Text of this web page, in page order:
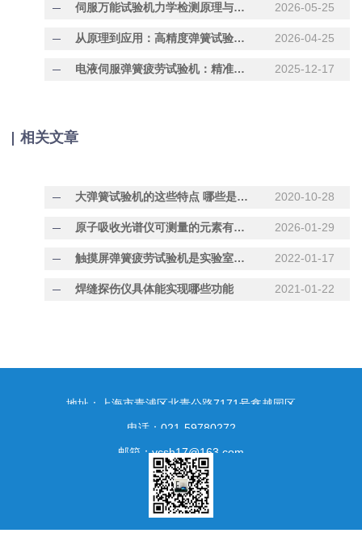
伺服万能试验机力学检测原理与用途解析 2026-05-25
从原理到应用：高精度弹簧试验机全面解析 2026-04-25
电液伺服弹簧疲劳试验机：精准测试弹簧耐久性的核心设备 2025-12-17
相关文章
大弹簧试验机的这些特点 哪些是你不知道的 2020-10-28
原子吸收光谱仪可测量的元素有哪些？ 2026-01-29
触摸屏弹簧疲劳试验机是实验室的一种精密的试验设备 2022-01-17
焊缝探伤仪具体能实现哪些功能 2021-01-22
地址：上海市青浦区北青公路7171号鑫越园区
电话：021-59780272
邮箱：ycsh17@163.com